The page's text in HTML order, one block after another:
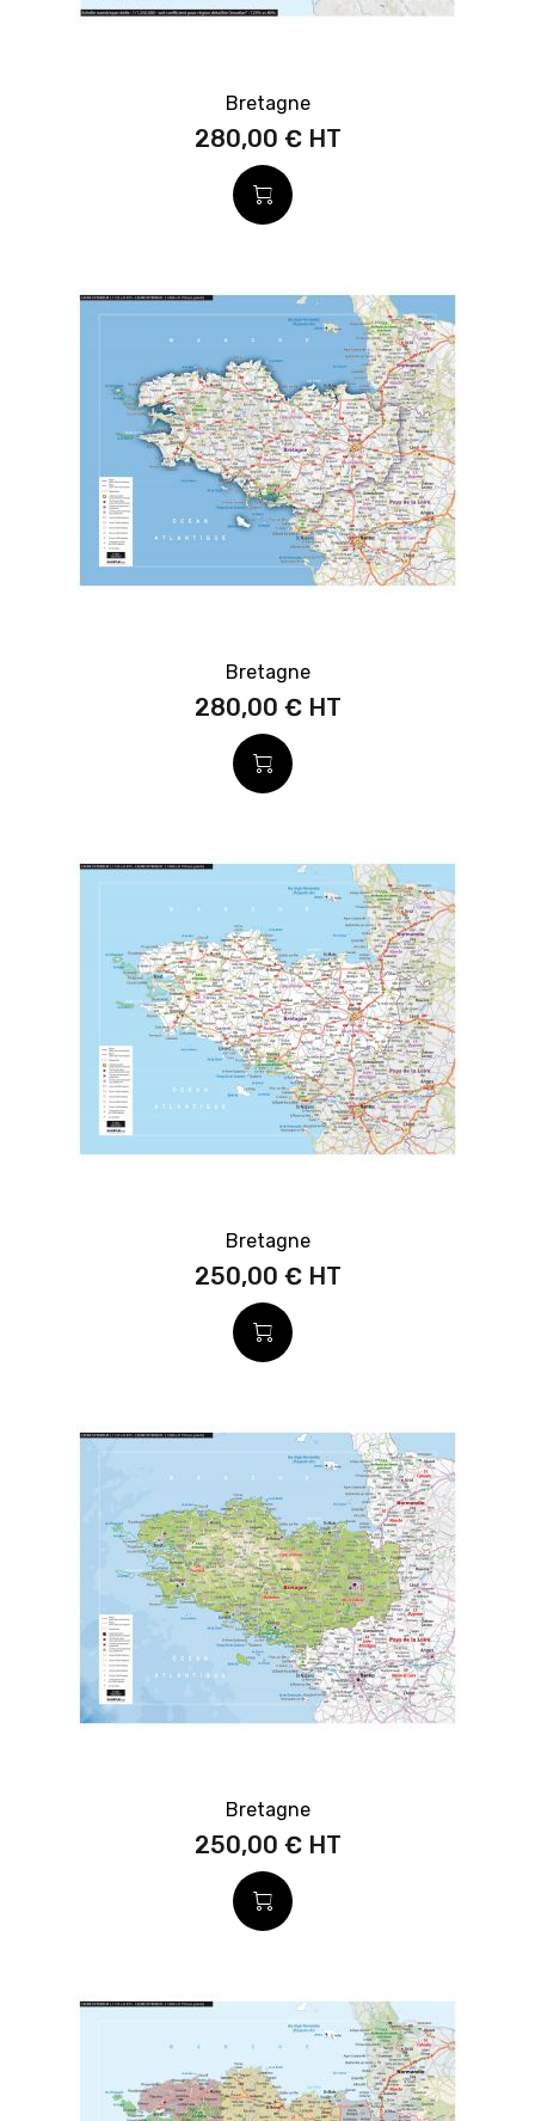
Bretagne
280,00 €
Bretagne
280,00 €
Bretagne
250,00 €
Bretagne
250,00 €